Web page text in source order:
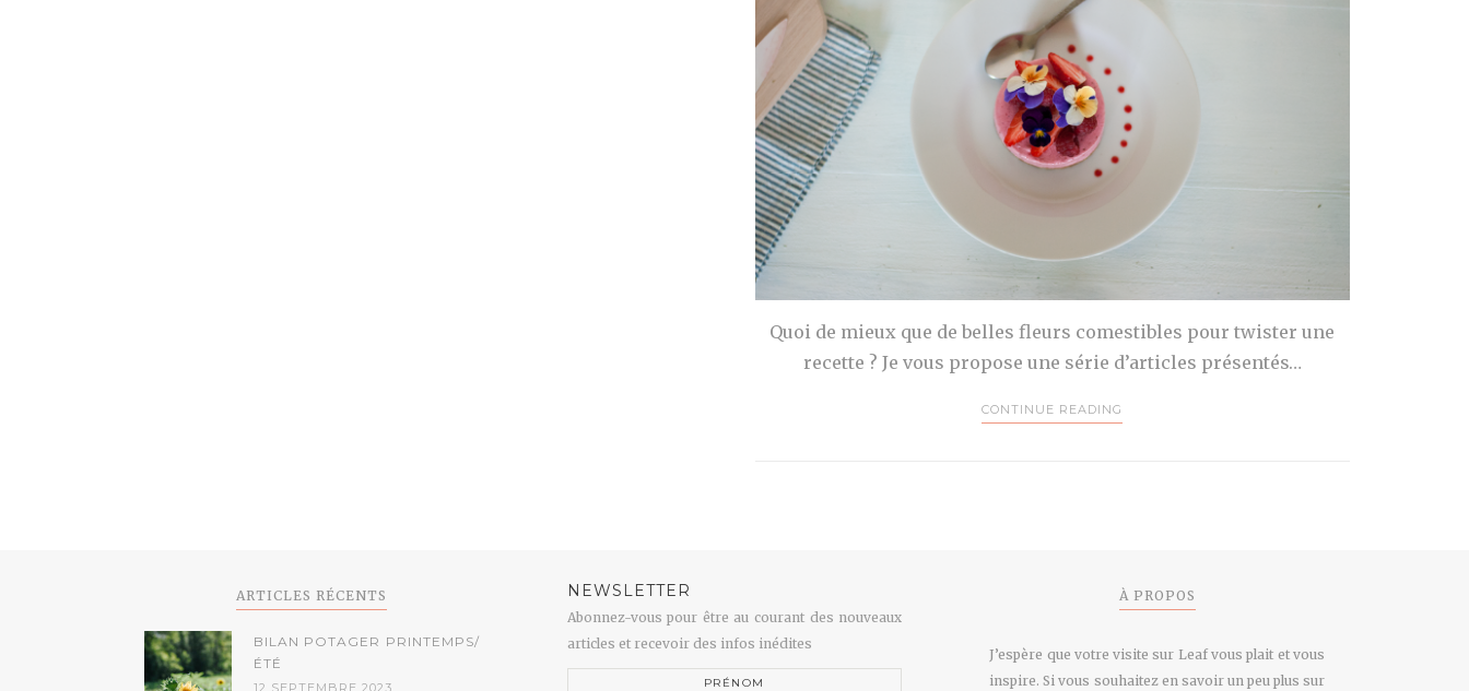
Quoi de mieux que de belles fleurs comestibles pour twister une
recette ? Je vous propose une série d’articles présentés…
CONTINUE READING
ARTICLES RÉCENTS
BILAN POTAGER PRINTEMPS/
ÉTÉ
12 SEPTEMBRE 2023
NEWSLETTER
Abonnez-vous pour être au courant des nouveaux
articles et recevoir des infos inédites
À PROPOS
J’espère que votre visite sur Leaf vous plait et vous
inspire. Si vous souhaitez en savoir un peu plus sur